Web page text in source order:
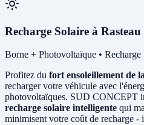
Recharge Solaire à Rasteau
Borne + Photovoltaïque • Recharge
Profitez du fort ensoleillement de
recharger votre véhicule avec
photovoltaïques. SUD CONCEPT
recharge solaire intelligente qui
minimisent votre coût de recharge -